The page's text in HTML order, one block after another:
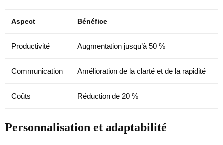
Aspect Bénéfice
Productivité Augmentation jusqu’à 50 %
Communication Amélioration de la clarté et de la rapidité
Coûts Réduction de 20 %
Personnalisation et adaptabilité